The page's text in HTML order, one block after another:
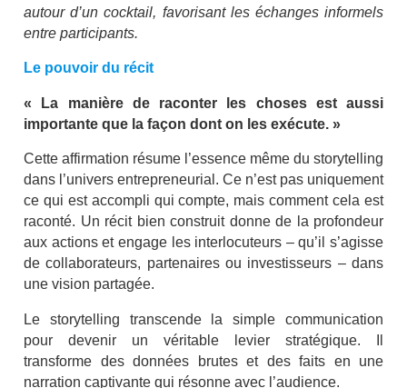
autour d’un cocktail, favorisant les échanges informels
entre participants.
Le pouvoir du récit
« La manière de raconter les choses est aussi
importante que la façon dont on les exécute. »
Cette affirmation résume l’essence même du storytelling
dans l’univers entrepreneurial. Ce n’est pas uniquement
ce qui est accompli qui compte, mais comment cela est
raconté. Un récit bien construit donne de la profondeur
aux actions et engage les interlocuteurs – qu’il s’agisse
de collaborateurs, partenaires ou investisseurs – dans
une vision partagée.
Le storytelling transcende la simple communication
pour devenir un véritable levier stratégique. Il
transforme des données brutes et des faits en une
narration captivante qui résonne avec l’audience.